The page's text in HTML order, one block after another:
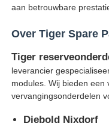
ATM-
Geldautomaat
aan betrouwbare
Over Tiger Spare
Tiger
leverancier
modules. Wij bieden een
vervangingsonderdelen
Diebold Nixdorf